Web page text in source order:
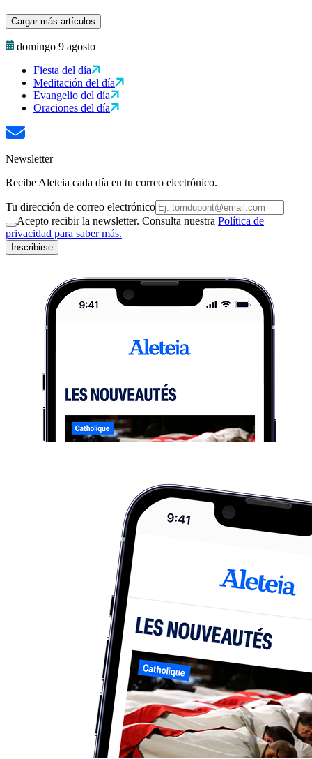
Cargar más artículos
domingo 9 agosto
Fiesta del día
Meditación del día
Evangelio del día
Oraciones del día
Newsletter
Recibe Aleteia cada día en tu correo electrónico.
Tu dirección de correo electrónico
Acepto recibir la newsletter. Consulta nuestra Política de
privacidad para saber más.
Inscribirse